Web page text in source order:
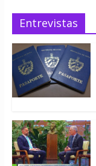
Entrevistas